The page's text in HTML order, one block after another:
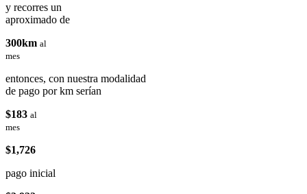
y recorres un
aproximado de
300km al
mes
entonces, con nuestra modalidad
de pago por km serían
$183 al
mes
$1,726
pago inicial